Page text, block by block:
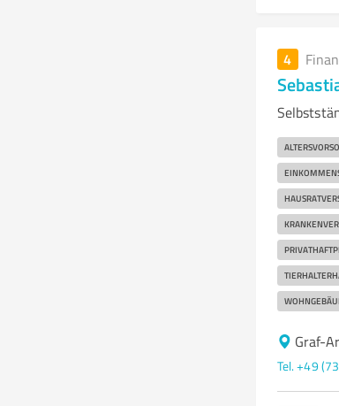
4
Graf-
Tel. +49